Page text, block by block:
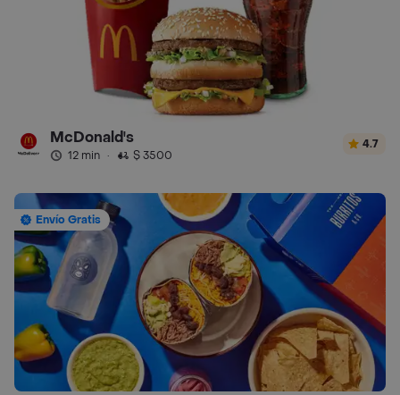
McDonald's
12 min · $ 3500
4.7
Envío Gratis